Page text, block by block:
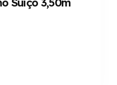
Suíço 3,50m